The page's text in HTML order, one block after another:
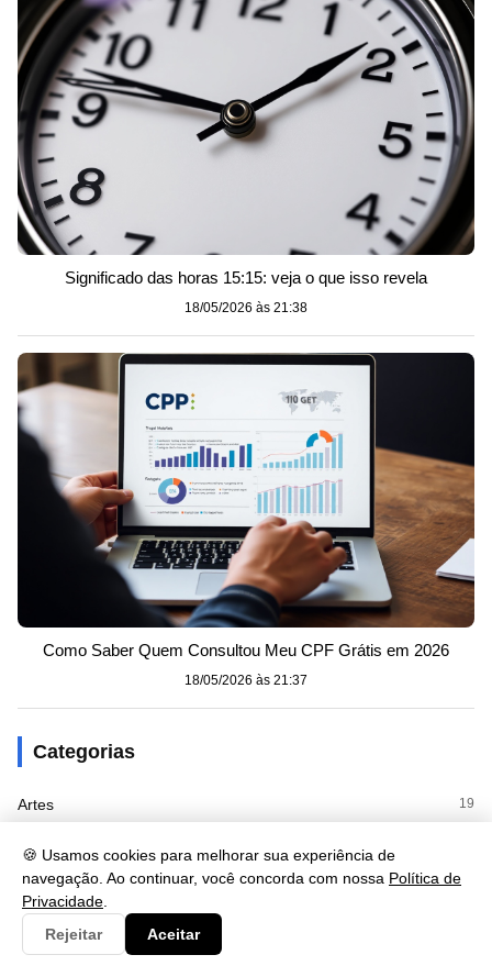
🍪 Usamos cookies para melhorar sua experiência de
navegação. Ao continuar, você concorda com nossa Política de
Privacidade
Rejeitar
Aceitar
Significado das horas 15:15: veja o que isso revela
18/05/2026 às 21:38
Como Saber Quem Consultou Meu CPF Grátis em 2026
18/05/2026 às 21:37
Categorias
Artes 19
Consulta
Cultura 219
Documento